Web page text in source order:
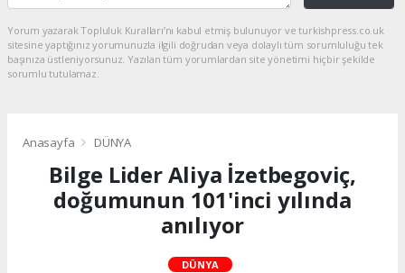
Yorum yazarak Topluluk Kuralları’nı kabul etmiş bulunuyor ve turkishpress.co.uk
sitesine yaptığınız yorumunuzla ilgili doğrudan veya dolaylı tüm sorumluluğu tek
başınıza üstleniyorsunuz. Yazılan tüm yorumlardan site yönetimi hiçbir şekilde
sorumlu tutulamaz.
Anasayfa DÜNYA
Bilge Lider Aliya İzetbegoviç,
doğumunun 101'inci yılında
anılıyor
DÜNYA